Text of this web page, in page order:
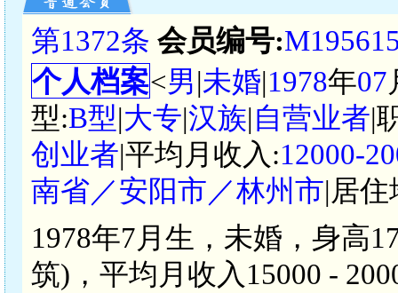
第1372条 会员编号:
个人档案<男|未婚|1978年07
型:B型|大专|汉族|自营业者|
创业者|平均月收入:12000-
南省／安阳市／林州市|居住
1978年7月生，未婚，身高
筑)，平均月收入15000 -